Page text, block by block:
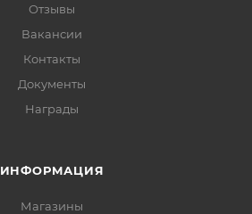
Отзывы
Вакансии
Контакты
Документы
Награды
ИНФОРМАЦИЯ
Магазины